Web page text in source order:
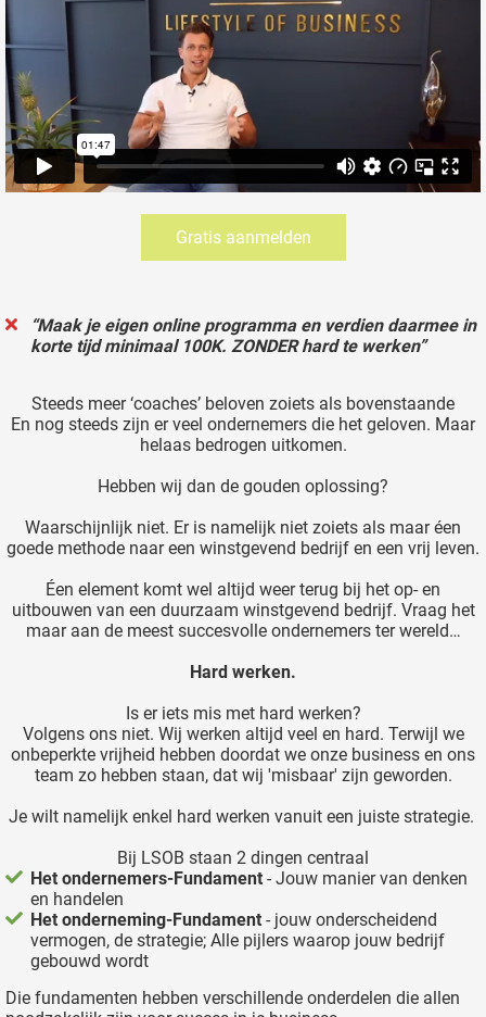
Gratis aanmelden
“Maak je eigen online programma en verdien daarmee in
korte tijd minimaal 100K. ZONDER hard te werken”
Steeds meer ‘coaches’ beloven zoiets als bovenstaande
En nog steeds zijn er veel ondernemers die het geloven. Maar
helaas bedrogen uitkomen.
Hebben wij dan de gouden oplossing?
Waarschijnlijk niet. Er is namelijk niet zoiets als maar éen
goede methode naar een winstgevend bedrijf en een vrij leven.
Éen element komt wel altijd weer terug bij het op- en
uitbouwen van een duurzaam winstgevend bedrijf. Vraag het
maar aan de meest succesvolle ondernemers ter wereld…
Hard werken.
Is er iets mis met hard werken?
Volgens ons niet. Wij werken altijd veel en hard. Terwijl we
onbeperkte vrijheid hebben doordat we onze business en ons
team zo hebben staan, dat wij 'misbaar' zijn geworden.
Je wilt namelijk enkel hard werken vanuit een juiste strategie.
Bij LSOB staan 2 dingen centraal
Het ondernemers-Fundament- Jouw manier van denken
en handelen
Het onderneming-Fundament - jouw onderscheidend
vermogen, de strategie; Alle pijlers waarop jouw bedrijf
gebouwd wordt
Die fundamenten hebben verschillende onderdelen die allen